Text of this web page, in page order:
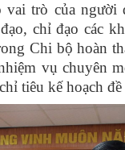
vai trò của người
chỉ đạo các k
Chi bộhoàn
vụ chuyên
tiêu kế hoạch đề